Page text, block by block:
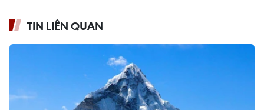
TIN LIÊN QUAN